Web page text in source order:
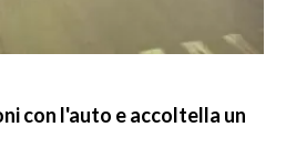
con l'auto e accoltella un